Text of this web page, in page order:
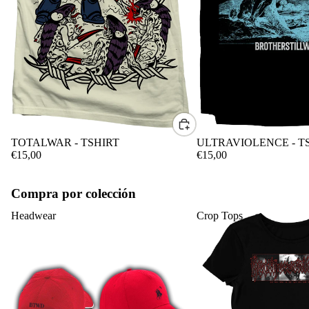
TOTALWAR - TSHIRT
€15,00
ULTRAVIOLENCE -
€15,00
Compra por colección
Headwear Crop Tops